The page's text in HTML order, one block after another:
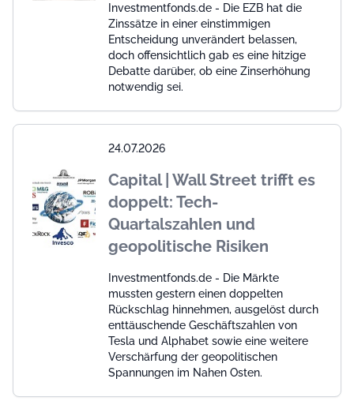
Investmentfonds.de - Die EZB hat die
Zinssätze in einer einstimmigen
Entscheidung unverändert belassen,
doch offensichtlich gab es eine hitzige
Debatte darüber, ob eine Zinserhöhung
notwendig sei.
24.07.2026
Capital | Wall Street trifft es
doppelt: Tech-
Quartalszahlen und
geopolitische Risiken
Investmentfonds.de - Die Märkte
mussten gestern einen doppelten
Rückschlag hinnehmen, ausgelöst durch
enttäuschende Geschäftszahlen von
Tesla und Alphabet sowie eine weitere
Verschärfung der geopolitischen
Spannungen im Nahen Osten.